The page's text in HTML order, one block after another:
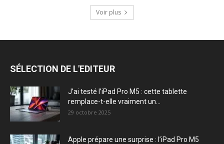
Voir plus
SÉLECTION DE L'EDITEUR
J’ai testé l’iPad Pro M5 : cette tablette
remplace-t-elle vraiment un...
29 octobre 2025
Apple prépare une surprise : l’iPad Pro M5